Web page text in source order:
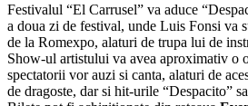
Festivalul “El Carrusel” va aduce
a doua zi de festival, unde Luis Fonsi va
de la Romexpo, alaturi de trupa lui de
Show-ul artistului va avea aproximativ o
spectatorii vor auzi si canta, alaturi de
de dragoste, dar si hit-urile “Despacito”